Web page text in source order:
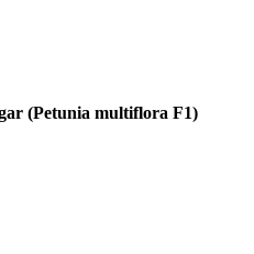
(Petunia multiflora F1)